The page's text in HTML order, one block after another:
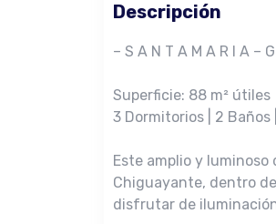
Descripción
– S A N T A M A R I A –
Superficie: 88 m² útiles
3 Dormitorios | 2 Baños
Este amplio y
Chiguayante, dentro
disfrutar de